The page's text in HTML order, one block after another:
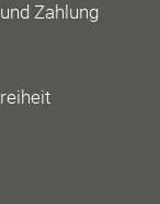
Zahlung